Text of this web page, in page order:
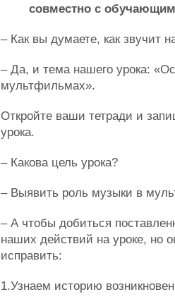
совместно с
– Как вы думаете, как звучит
– Да, и тема нашего урока:
мультфильмах».
Откройте ваши тетради и
урока.
– Какова цель урока?
– Выявить роль музыки в
– А чтобы добиться
наших действий на уроке, но
исправить:
1.Узнаем историю